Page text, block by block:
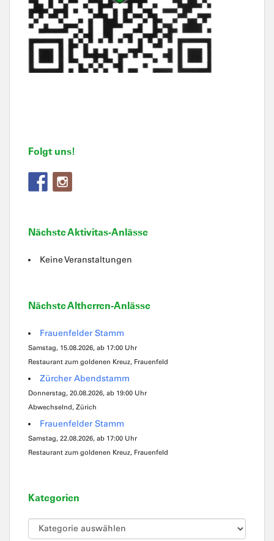
Folgt uns!
Nächste Aktivitas-Anlässe
Keine Veranstaltungen
Nächste Altherren-Anlässe
Frauenfelder Stamm
Samstag, 15.08.2026, ab 17:00 Uhr
Restaurant zum goldenen Kreuz, Frauenfeld
Zürcher Abendstamm
Donnerstag, 20.08.2026, ab 19:00 Uhr
Abwechselnd, Zürich
Frauenfelder Stamm
Samstag, 22.08.2026, ab 17:00 Uhr
Restaurant zum goldenen Kreuz, Frauenfeld
Kategorien
Kategorien